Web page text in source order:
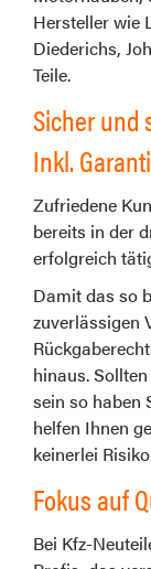
Hersteller wie
Diederichs,
Teile.
Sicher und
Inkl.
Zufriedene
bereits in der
erfolgreich
Damit das so
zuverlässigen
hinaus.
sein so haben
helfen Ihnen
keinerlei
Fokus auf
Bei Kfz-